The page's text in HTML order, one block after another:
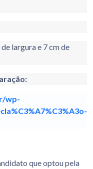
largura e 7 cm de
wp-
que optou pela